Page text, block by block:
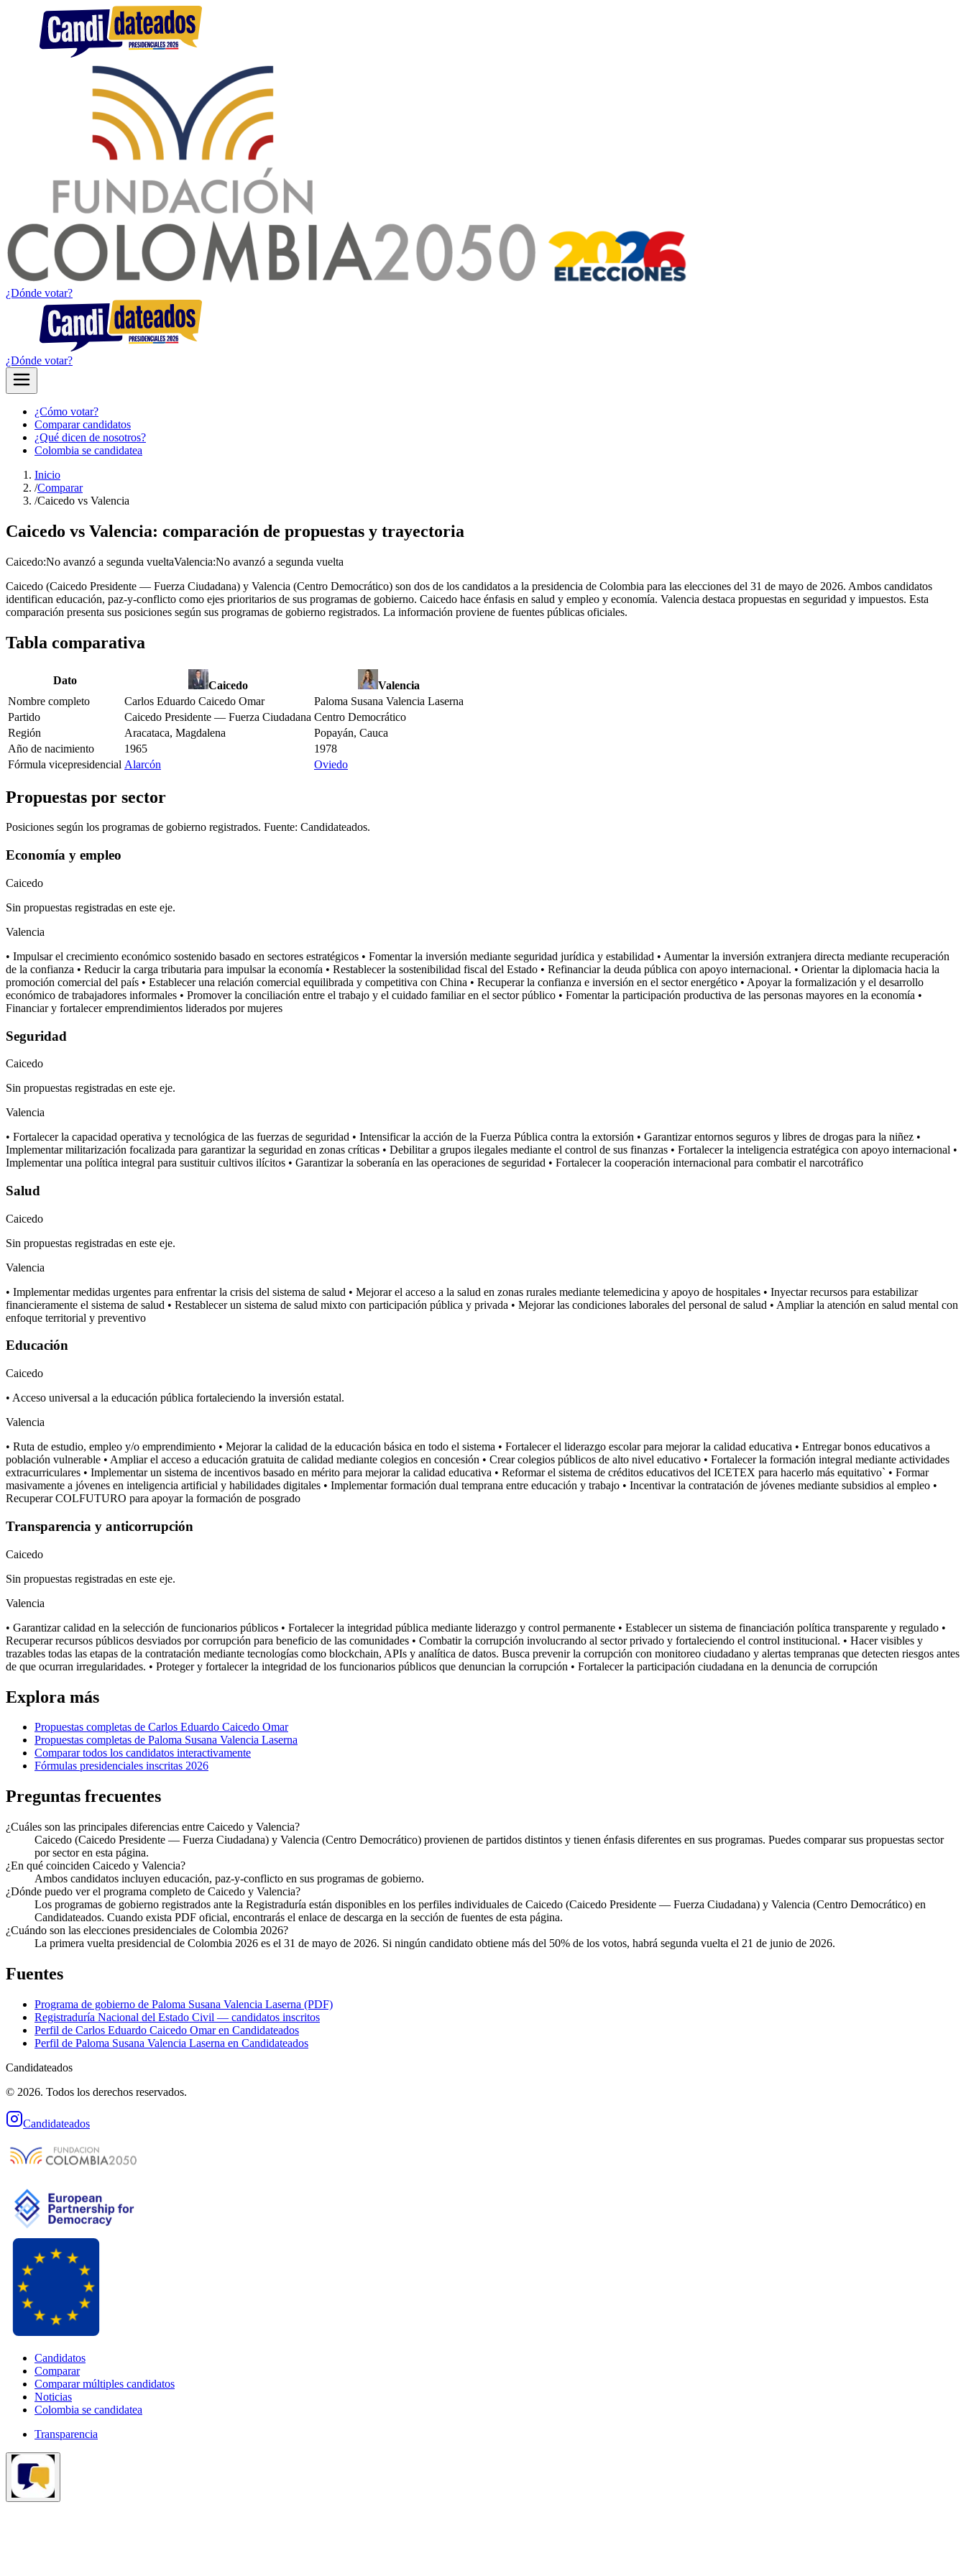
¿Dónde votar?
¿Dónde votar?
¿Cómo votar?
Comparar candidatos
¿Qué dicen de nosotros?
Colombia se candidatea
Inicio
/Comparar
/Caicedo vs Valencia
Caicedo vs Valencia: comparación de propuestas y trayectoria
Caicedo:No avanzó a segunda vueltaValencia:No avanzó a segunda vuelta
Caicedo (Caicedo Presidente — Fuerza Ciudadana) y Valencia (Centro Democrático) son dos de los candidatos a la presidencia de Colombia para las elecciones del 31 de mayo de 2026. Ambos candidatos
identifican educación, paz-y-conflicto como ejes prioritarios de sus programas de gobierno. Caicedo hace énfasis en salud y empleo y economía. Valencia destaca propuestas en seguridad y impuestos. Esta
comparación presenta sus posiciones según sus programas de gobierno registrados. La información proviene de fuentes públicas oficiales.
Tabla comparativa
Dato Caicedo
Valencia
Nombre completo
Carlos Eduardo Caicedo Omar
Paloma Susana Valencia Laserna
Partido
Caicedo Presidente — Fuerza Ciudadana Centro Democrático
Región
Aracataca, Magdalena
Popayán, Cauca
Año de nacimiento
1965
1978
Fórmula vicepresidencial Alarcón Oviedo
Propuestas por sector
Posiciones según los programas de gobierno registrados. Fuente: Candidateados.
Economía y empleo
Caicedo
Sin propuestas registradas en este eje.
Valencia
• Impulsar el crecimiento económico sostenido basado en sectores estratégicos • Fomentar la inversión mediante seguridad jurídica y estabilidad • Aumentar la inversión extranjera directa mediante recuperación
de la confianza • Reducir la carga tributaria para impulsar la economía • Restablecer la sostenibilidad fiscal del Estado • Refinanciar la deuda pública con apoyo internacional. • Orientar la diplomacia hacia la
promoción comercial del país • Establecer una relación comercial equilibrada y competitiva con China • Recuperar la confianza e inversión en el sector energético • Apoyar la formalización y el desarrollo
económico de trabajadores informales • Promover la conciliación entre el trabajo y el cuidado familiar en el sector público • Fomentar la participación productiva de las personas mayores en la economía •
Financiar y fortalecer emprendimientos liderados por mujeres
Seguridad
Caicedo
Sin propuestas registradas en este eje.
Valencia
• Fortalecer la capacidad operativa y tecnológica de las fuerzas de seguridad • Intensificar la acción de la Fuerza Pública contra la extorsión • Garantizar entornos seguros y libres de drogas para la niñez •
Implementar militarización focalizada para garantizar la seguridad en zonas críticas • Debilitar a grupos ilegales mediante el control de sus finanzas • Fortalecer la inteligencia estratégica con apoyo internacional •
Implementar una política integral para sustituir cultivos ilícitos • Garantizar la soberanía en las operaciones de seguridad • Fortalecer la cooperación internacional para combatir el narcotráfico
Salud
Caicedo
Sin propuestas registradas en este eje.
Valencia
• Implementar medidas urgentes para enfrentar la crisis del sistema de salud • Mejorar el acceso a la salud en zonas rurales mediante telemedicina y apoyo de hospitales • Inyectar recursos para estabilizar
financieramente el sistema de salud • Restablecer un sistema de salud mixto con participación pública y privada • Mejorar las condiciones laborales del personal de salud • Ampliar la atención en salud mental con
enfoque territorial y preventivo
Educación
Caicedo
• Acceso universal a la educación pública fortaleciendo la inversión estatal.
Valencia
• Ruta de estudio, empleo y/o emprendimiento • Mejorar la calidad de la educación básica en todo el sistema • Fortalecer el liderazgo escolar para mejorar la calidad educativa • Entregar bonos educativos a
población vulnerable • Ampliar el acceso a educación gratuita de calidad mediante colegios en concesión • Crear colegios públicos de alto nivel educativo • Fortalecer la formación integral mediante actividades
extracurriculares • Implementar un sistema de incentivos basado en mérito para mejorar la calidad educativa • Reformar el sistema de créditos educativos del ICETEX para hacerlo más equitativo` • Formar
masivamente a jóvenes en inteligencia artificial y habilidades digitales • Implementar formación dual temprana entre educación y trabajo • Incentivar la contratación de jóvenes mediante subsidios al empleo •
Recuperar COLFUTURO para apoyar la formación de posgrado
Transparencia y anticorrupción
Caicedo
Sin propuestas registradas en este eje.
Valencia
• Garantizar calidad en la selección de funcionarios públicos • Fortalecer la integridad pública mediante liderazgo y control permanente • Establecer un sistema de financiación política transparente y regulado •
Recuperar recursos públicos desviados por corrupción para beneficio de las comunidades • Combatir la corrupción involucrando al sector privado y fortaleciendo el control institucional. • Hacer visibles y
trazables todas las etapas de la contratación mediante tecnologías como blockchain, APIs y analítica de datos. Busca prevenir la corrupción con monitoreo ciudadano y alertas tempranas que detecten riesgos antes
de que ocurran irregularidades. • Proteger y fortalecer la integridad de los funcionarios públicos que denuncian la corrupción • Fortalecer la participación ciudadana en la denuncia de corrupción
Explora más
Propuestas completas de Carlos Eduardo Caicedo Omar
Propuestas completas de Paloma Susana Valencia Laserna
Comparar todos los candidatos interactivamente
Fórmulas presidenciales inscritas 2026
Preguntas frecuentes
¿Cuáles son las principales diferencias entre Caicedo y Valencia?
Caicedo (Caicedo Presidente — Fuerza Ciudadana) y Valencia (Centro Democrático) provienen de partidos distintos y tienen énfasis diferentes en sus programas. Puedes comparar sus propuestas sector
por sector en esta página.
¿En qué coinciden Caicedo y Valencia?
Ambos candidatos incluyen educación, paz-y-conflicto en sus programas de gobierno.
¿Dónde puedo ver el programa completo de Caicedo y Valencia?
Los programas de gobierno registrados ante la Registraduría están disponibles en los perfiles individuales de Caicedo (Caicedo Presidente — Fuerza Ciudadana) y Valencia (Centro Democrático) en
Candidateados. Cuando exista PDF oficial, encontrarás el enlace de descarga en la sección de fuentes de esta página.
¿Cuándo son las elecciones presidenciales de Colombia 2026?
La primera vuelta presidencial de Colombia 2026 es el 31 de mayo de 2026. Si ningún candidato obtiene más del 50% de los votos, habrá segunda vuelta el 21 de junio de 2026.
Fuentes
Programa de gobierno de Paloma Susana Valencia Laserna (PDF)
Registraduría Nacional del Estado Civil — candidatos inscritos
Perfil de Carlos Eduardo Caicedo Omaren Candidateados
Perfil de Paloma Susana Valencia Laserna en Candidateados
Candidateados
© 2026. Todos los derechos reservados.
Candidateados
Candidatos
Comparar
Comparar múltiples candidatos
Noticias
Colombia se candidatea
Transparencia